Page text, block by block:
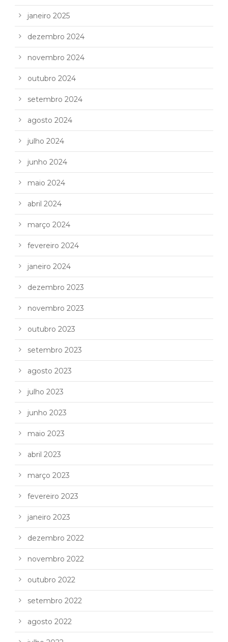
janeiro 2025
dezembro 2024
novembro 2024
outubro 2024
setembro 2024
agosto 2024
julho 2024
junho 2024
maio 2024
abril 2024
março 2024
fevereiro 2024
janeiro 2024
dezembro 2023
novembro 2023
outubro 2023
setembro 2023
agosto 2023
julho 2023
junho 2023
maio 2023
abril 2023
março 2023
fevereiro 2023
janeiro 2023
dezembro 2022
novembro 2022
outubro 2022
setembro 2022
agosto 2022